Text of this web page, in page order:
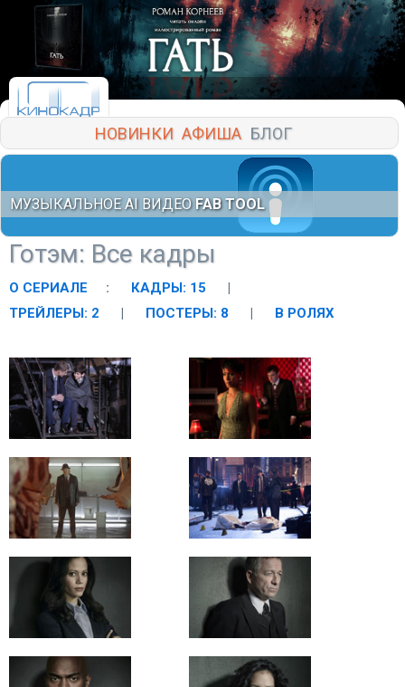
НОВИНКИ АФИША БЛОГ
МУЗЫКАЛЬНОЕ AI ВИДЕО FAB TOOL
Готэм: Все кадры
О СЕРИАЛЕ : КАДРЫ: 15
|
ТРЕЙЛЕРЫ: 2
| ПОСТЕРЫ: 8 | В РОЛЯХ